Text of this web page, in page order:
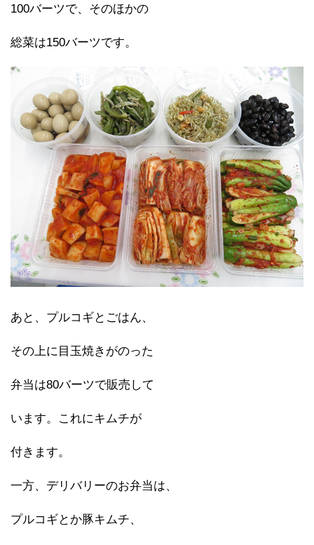
100バーツで、そのほかの
総菜は150バーツです。
あと、プルコギとごはん、
その上に目玉焼きがのった
弁当は80バーツで販売して
います。これにキムチが
付きます。
一方、デリバリーのお弁当は、
プルコギとか豚キムチ、